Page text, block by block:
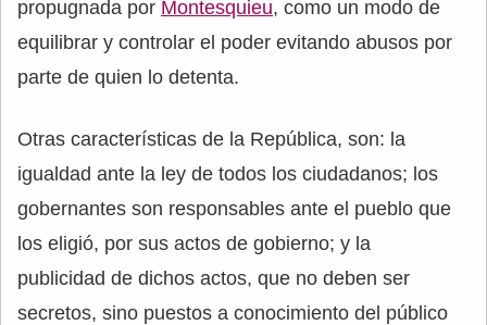
propugnada por Montesquieu, como un modo de
equilibrar y controlar el poder evitando abusos por
parte de quien lo detenta.
Otras características de la República, son: la
igualdad ante la ley de todos los ciudadanos; los
gobernantes son responsables ante el pueblo que
los eligió, por sus actos de gobierno; y la
publicidad de dichos actos, que no deben ser
secretos, sino puestos a conocimiento del público